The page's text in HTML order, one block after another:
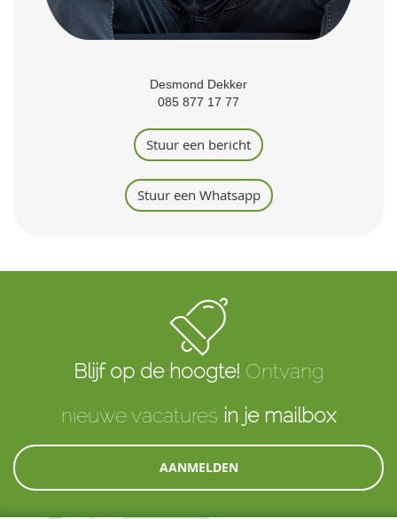
Desmond Dekker
085 877 17 77
Stuur een bericht
Stuur een Whatsapp
Blijf op de hoogte! Ontvang
nieuwe vacatures in je mailbox
AANMELDEN